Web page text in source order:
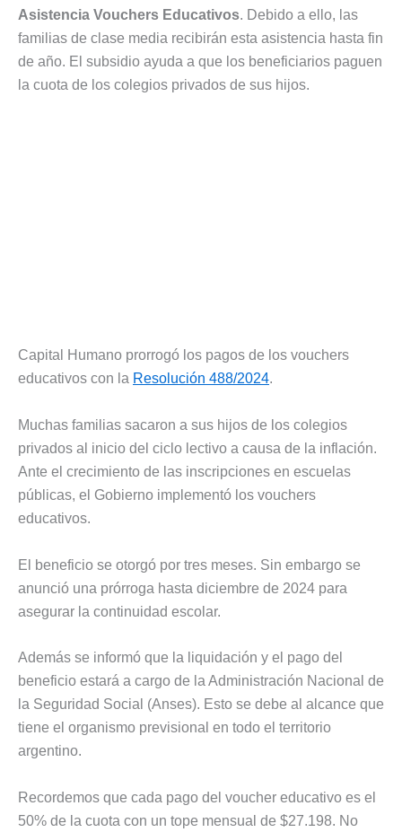
Asistencia Vouchers Educativos. Debido a ello, las
familias de clase media recibirán esta asistencia hasta fin
de año. El subsidio ayuda a que los beneficiarios paguen
la cuota de los colegios privados de sus hijos.
Capital Humano prorrogó los pagos de los vouchers
educativos con la Resolución 488/2024.
Muchas familias sacaron a sus hijos de los colegios
privados al inicio del ciclo lectivo a causa de la inflación.
Ante el crecimiento de las inscripciones en escuelas
públicas, el Gobierno implementó los vouchers
educativos.
El beneficio se otorgó por tres meses. Sin embargo se
anunció una prórroga hasta diciembre de 2024 para
asegurar la continuidad escolar.
Además se informó que la liquidación y el pago del
beneficio estará a cargo de la Administración Nacional de
la Seguridad Social (Anses). Esto se debe al alcance que
tiene el organismo previsional en todo el territorio
argentino.
Recordemos que cada pago del voucher educativo es el
50% de la cuota con un tope mensual de $27.198. No